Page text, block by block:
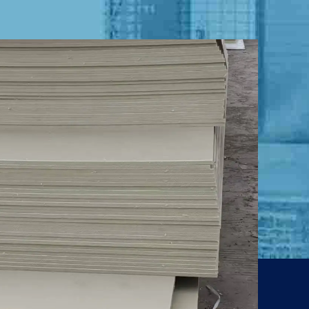
Unternehmen in der Kunststoffblechindustrie
die Umweltverschmutzung und die Luft reinigen.